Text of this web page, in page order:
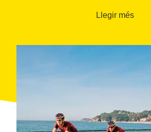
Llegir més